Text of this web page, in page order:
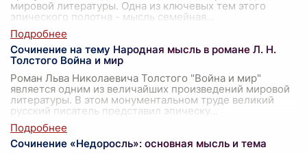
мировой литературы. Одна из ключевых тем этого
эпического полотна - мысль семейная
Сочинение на тему Народная мысль в романе Л. Н.
Толстого Война и мир
Роман Льва Николаевича Толстого "Война и мир"
является одним из величайших произведений мировой
литературы. В этом монументальном труде великий
русский писатель представил эпическу
Сочинение «Недоросль»: основная мысль и тема